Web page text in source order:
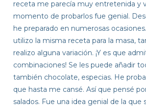
receta me parecía muy entretenida y
momento de probarlos fue genial.
he preparado en numerosas
utilizo la misma receta para la masa,
realizo alguna variación. ¡Y es que
combinaciones! Se les puede añadir
también chocolate, especias. He
que hasta me cansé. Así que pensé
salados. Fue una idea genial de la que